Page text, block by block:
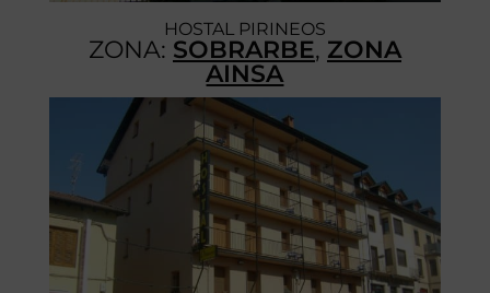
HOSTAL PIRINEOS
ZONA: SOBRARBE, ZONA
AINSA